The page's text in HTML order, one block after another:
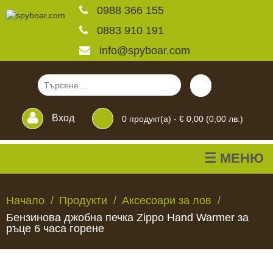
0988 366 155
0883 910 191
info@spyboar.com
Вход 0 продукт(а) - € 0,00 (0,00 лв.)
☰ МЕНЮ
Ловни камери
Фотокапани на живо
Начало Продукти
Аксесоари за лов
Бензинова джобна печка Zippo Hand Warmer за
ръце 6 часа горене